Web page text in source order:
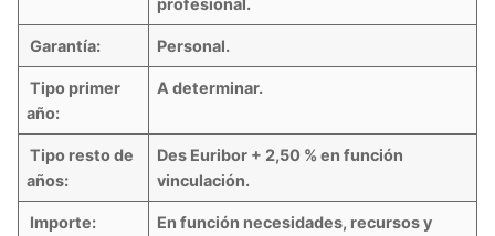
Garantía: Personal.
Tipo primer
año:
A determinar.
Tipo resto de
años:
Des Euribor + 2,50 % en función
vinculación.
Importe:
En función necesidades, recursos y